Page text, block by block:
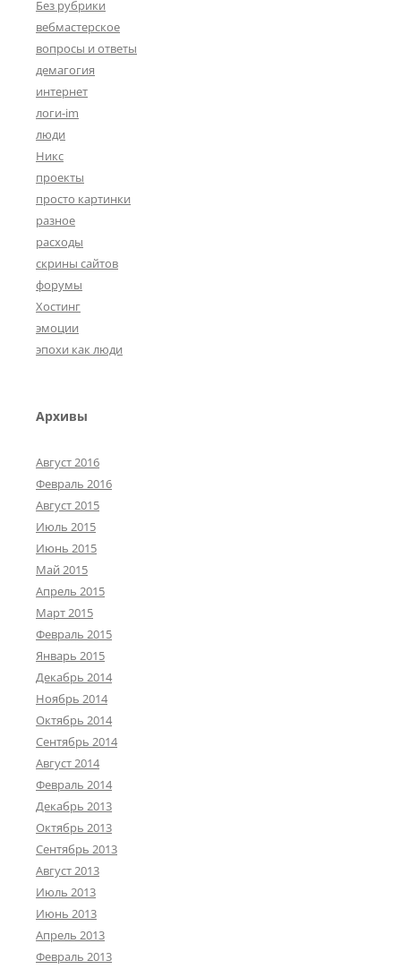
Без рубрики
вебмастерское
вопросы и ответы
демагогия
интернет
логи-im
люди
Никс
проекты
просто картинки
разное
расходы
скрины сайтов
форумы
Хостинг
эмоции
эпохи как люди
Архивы
Август 2016
Февраль 2016
Август 2015
Июль 2015
Июнь 2015
Май 2015
Апрель 2015
Март 2015
Февраль 2015
Январь 2015
Декабрь 2014
Ноябрь 2014
Октябрь 2014
Сентябрь 2014
Август 2014
Февраль 2014
Декабрь 2013
Октябрь 2013
Сентябрь 2013
Август 2013
Июль 2013
Июнь 2013
Апрель 2013
Февраль 2013